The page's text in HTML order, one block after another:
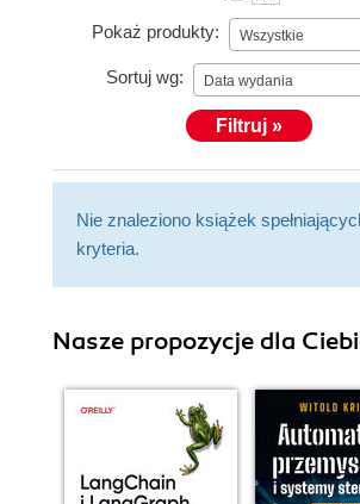
Pokaż produkty: Wszystkie
Sortuj wg: Data wydania
Filtruj »
Nie znaleziono książek
kryteria.
Nasze propozycje dla